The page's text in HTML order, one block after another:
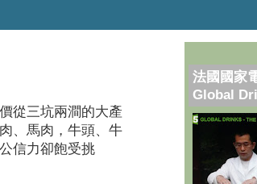
從三坑兩澗的大產
、馬肉，牛頭、牛
信力卻飽受挑
法國國家
Global